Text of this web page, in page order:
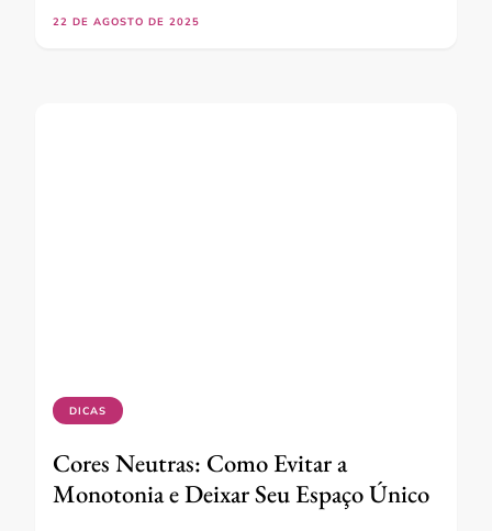
22 DE AGOSTO DE 2025
DICAS
Cores Neutras: Como Evitar a
Monotonia e Deixar Seu Espaço Único